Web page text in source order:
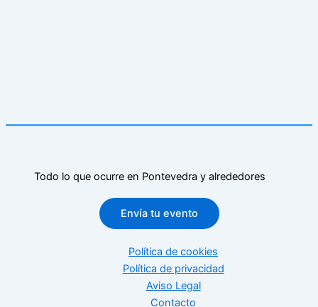
Todo lo que ocurre en Pontevedra y alrededores
Envía tu evento
Política de cookies
Política de privacidad
Aviso Legal
Contacto